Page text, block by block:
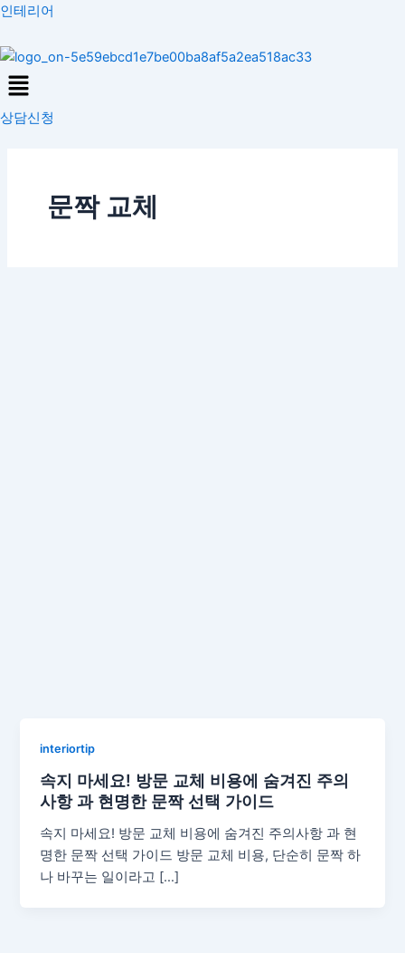
콘
츠
로
건
너
인테리어
Menu
상담신청
문짝 교체
interiortip
속지 마세요! 방문 교체 비용에 숨겨진 주의
사항 과 현명한 문짝 선택 가이드
속지 마세요! 방문 교체 비용에 숨겨진 주의사항 과 현
명한 문짝 선택 가이드 방문 교체 비용, 단순히 문짝 하
나 바꾸는 일이라고 […]